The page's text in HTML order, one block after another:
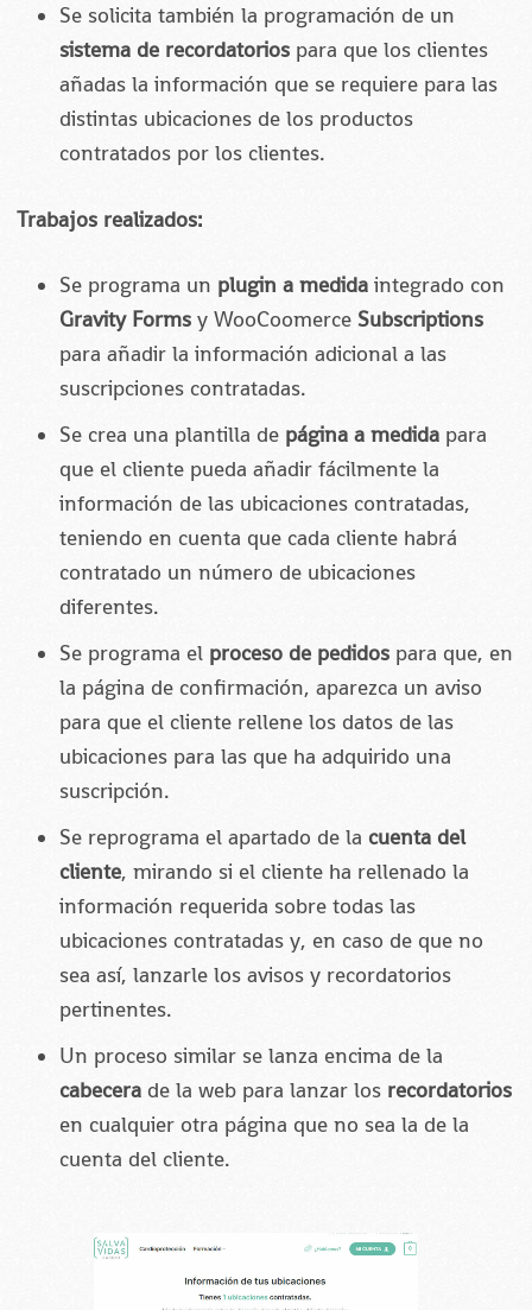
Se solicita también la programación de un
sistema de recordatoriospara que los clientes
añadas la información que se requiere para las
distintas ubicaciones de los productos
contratados por los clientes.
Trabajos realizados:
Se programa un plugin a medidaintegrado con
Gravity Formsy WooCoomerce Subscriptions
para añadir la información adicional a las
suscripciones contratadas.
Se crea una plantilla de página a medidapara
que el cliente pueda añadir fácilmente la
información de las ubicaciones contratadas,
teniendo en cuenta que cada cliente habrá
contratado un número de ubicaciones
diferentes.
Se programa el proceso de pedidospara que, en
la página de confirmación, aparezca un aviso
para que el cliente rellene los datos de las
ubicaciones para las que ha adquirido una
suscripción.
Se reprograma el apartado de la cuenta del
cliente, mirando si el cliente ha rellenado la
información requerida sobre todas las
ubicaciones contratadas y, en caso de que no
sea así, lanzarle los avisos y recordatorios
pertinentes.
Un proceso similar se lanza encima de la
cabecerade la web para lanzar los recordatorios
en cualquier otra página que no sea la de la
cuenta del cliente.